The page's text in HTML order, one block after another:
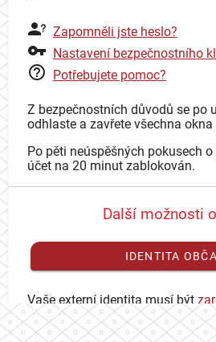
Zapomněli jste heslo?
Nastavení bezpečnostního
Potřebujete pomoc?
Z bezpečnostních důvodů se po
odhlaste a zavřete všechna okna
Po pěti neúspěšných pokusech
účet na 20 minut zablokován.
Další možnosti
IDENTITA
Vaše externí identita musí být
se mohli přihlásit ke svému CAS